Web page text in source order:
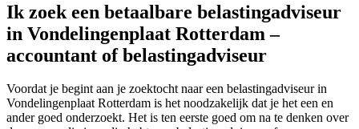
Ik zoek een betaalbare belastingadviseur
in Vondelingenplaat Rotterdam –
accountant of belastingadviseur
Voordat je begint aan je zoektocht naar een belastingadviseur in
Vondelingenplaat Rotterdam is het noodzakelijk dat je het een en
ander goed onderzoekt. Het is ten eerste goed om na te denken over